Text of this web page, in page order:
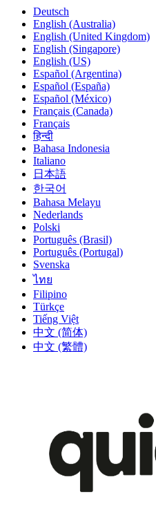
Deutsch
English (Australia)
English (United Kingdom)
English (Singapore)
English (US)
Español (Argentina)
Español (España)
Español (México)
Français (Canada)
Français
हिन्दी
Bahasa Indonesia
Italiano
日本語
한국어
Bahasa Melayu
Nederlands
Polski
Português (Brasil)
Português (Portugal)
Svenska
ไทย
Filipino
Türkçe
Tiếng Việt
中文 (简体)
中文 (繁體)